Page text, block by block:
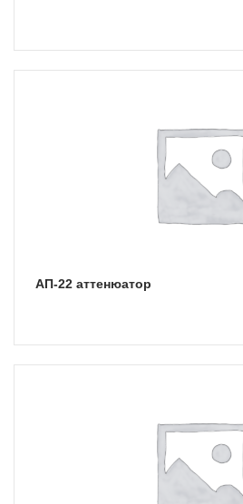
АП-22 аттенюатор